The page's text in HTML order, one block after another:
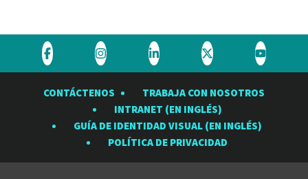
Visite
Observatorio
Visite
Observatorio
Rubin
en
Visite
Observatorio
Rubin
en
Visite
Observatorio
Rubin
en
Visite
Rubin
en
CONTÁCTENOS
TRABAJA CON NOSOTROS
INTRANET (EN INGLÉS)
GUÍA DE IDENTIDAD VISUAL (EN INGLÉS)
POLÍTICA DE PRIVACIDAD